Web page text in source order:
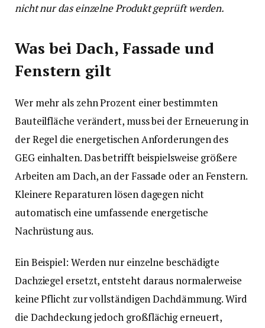
nicht nur das einzelne Produkt geprüft werden.
Was bei Dach, Fassade und
Fenstern gilt
Wer mehr als zehn Prozent einer bestimmten
Bauteilfläche verändert, muss bei der Erneuerung in
der Regel die energetischen Anforderungen des
GEG einhalten. Das betrifft beispielsweise größere
Arbeiten am Dach, an der Fassade oder an Fenstern.
Kleinere Reparaturen lösen dagegen nicht
automatisch eine umfassende energetische
Nachrüstung aus.
Ein Beispiel: Werden nur einzelne beschädigte
Dachziegel ersetzt, entsteht daraus normalerweise
keine Pflicht zur vollständigen Dachdämmung. Wird
die Dachdeckung jedoch großflächig erneuert,